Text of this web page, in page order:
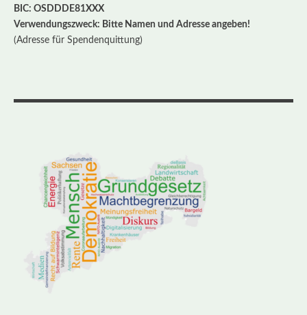
BIC: OSDDDE81XXX
Verwendungszweck: Bitte Namen und Adresse angeben!
(Adresse für Spendenquittung)